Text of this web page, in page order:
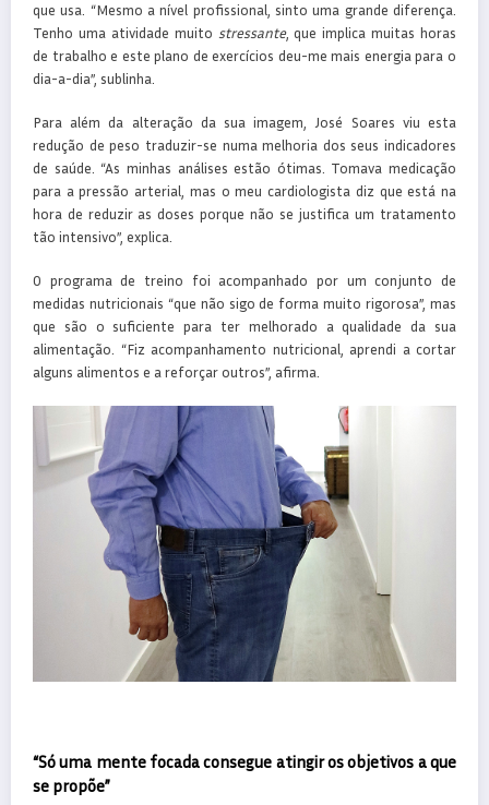
que usa. “Mesmo a nível profissional, sinto uma grande diferença.
Tenho uma atividade muito stressante, que implica muitas horas
de trabalho e este plano de exercícios deu-me mais energia para o
dia-a-dia”, sublinha.
Para além da alteração da sua imagem, José Soares viu esta
redução de peso traduzir-se numa melhoria dos seus indicadores
de saúde. “As minhas análises estão ótimas. Tomava medicação
para a pressão arterial, mas o meu cardiologista diz que está na
hora de reduzir as doses porque não se justifica um tratamento
tão intensivo”, explica.
O programa de treino foi acompanhado por um conjunto de
medidas nutricionais “que não sigo de forma muito rigorosa”, mas
que são o suficiente para ter melhorado a qualidade da sua
alimentação. “Fiz acompanhamento nutricional, aprendi a cortar
alguns alimentos e a reforçar outros”, afirma.
“Só uma mente focada consegue atingir os objetivos a que
se propõe”